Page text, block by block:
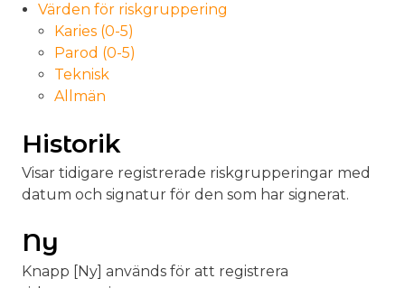
Värden för riskgruppering
Karies (0-5)
Parod (0-5)
Teknisk
Allmän
Historik
Visar tidigare registrerade riskgrupperingar med
datum och signatur för den som har signerat.
Ny
Knapp [Ny] används för att registrera